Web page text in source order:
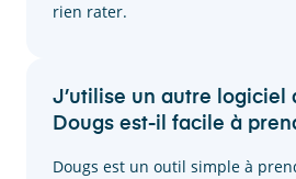
rien rater.
J’utilise un autre logiciel
Dougs est-il facile à
Dougs est un outil simple à